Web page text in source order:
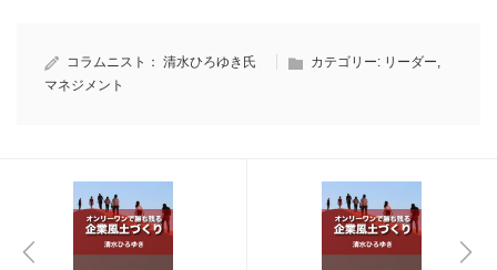
コラムニスト： 清水ひろゆき氏 カテゴリー: リーダー,
マネジメント